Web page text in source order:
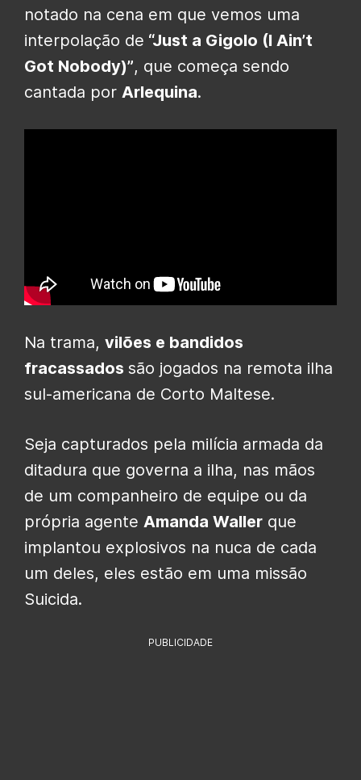
notado na cena em que vemos uma
interpolação de “Just a Gigolo (I Ain’t
Got Nobody)”, que começa sendo
cantada por Arlequina.
Na trama, vilões e bandidos
fracassados são jogados na remota ilha
sul-americana de Corto Maltese.
Seja capturados pela milícia armada da
ditadura que governa a ilha, nas mãos
de um companheiro de equipe ou da
própria agente Amanda Waller que
implantou explosivos na nuca de cada
um deles, eles estão em uma missão
Suicida.
PUBLICIDADE